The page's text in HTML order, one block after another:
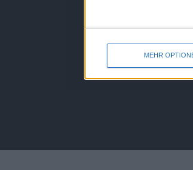
MEHR